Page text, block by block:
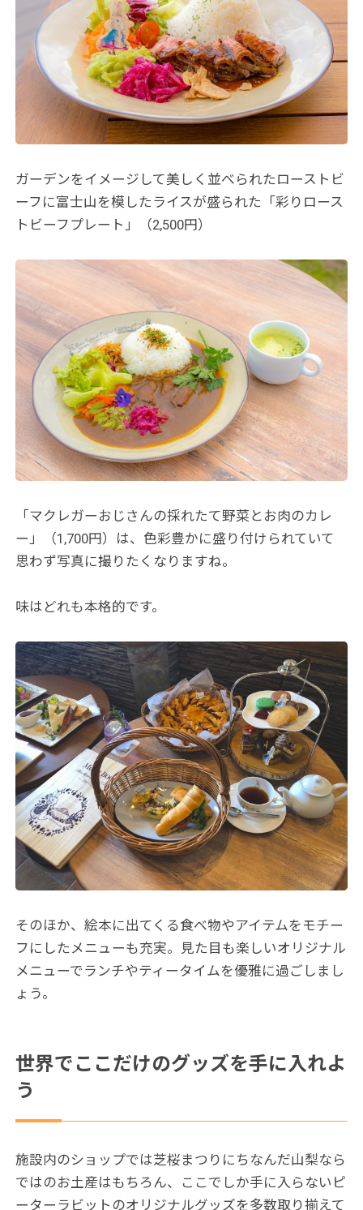
ガーデンをイメージして美しく並べられたローストビ
ーフに富士山を模したライスが盛られた「彩りロース
トビーフプレート」（2,500円）
「マクレガーおじさんの採れたて野菜とお肉のカレ
ー」（1,700円）は、色彩豊かに盛り付けられていて
思わず写真に撮りたくなりますね。
味はどれも本格的です。
そのほか、絵本に出てくる食べ物やアイテムをモチー
フにしたメニューも充実。見た目も楽しいオリジナル
メニューでランチやティータイムを優雅に過ごしまし
ょう。
世界でここだけのグッズを手に入れよ
う
施設内のショップでは芝桜まつりにちなんだ山梨なら
ではのお土産はもちろん、ここでしか手に入らないピ
ーターラビットのオリジナルグッズを多数取り揃えて